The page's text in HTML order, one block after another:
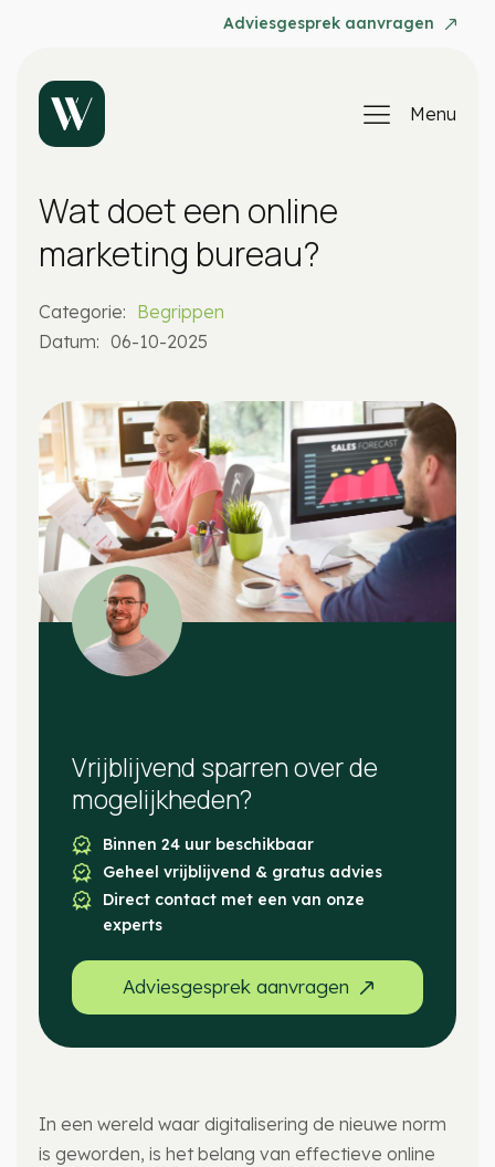
Adviesgesprek aanvragen
Menu
Wat doet een online
marketing bureau?
Categorie: Begrippen
Datum: 06-10-2025
Vrijblijvend sparren over de
mogelijkheden?
Binnen 24 uur beschikbaar
Geheel vrijblijvend & gratus advies
Direct contact met een van onze
experts
Adviesgesprek aanvragen
In een wereld waar digitalisering de nieuwe norm
is geworden, is het belang van effectieve online